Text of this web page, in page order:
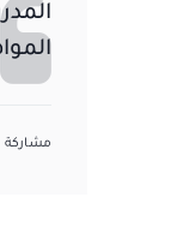
مشاركة